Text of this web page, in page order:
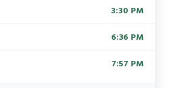
3:30 PM
6:36 PM
7:57 PM